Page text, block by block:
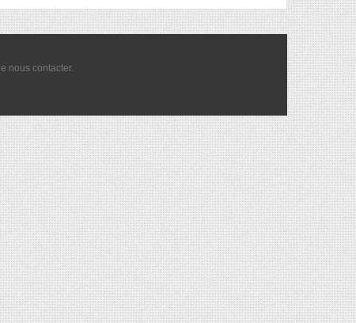
nous contacter.